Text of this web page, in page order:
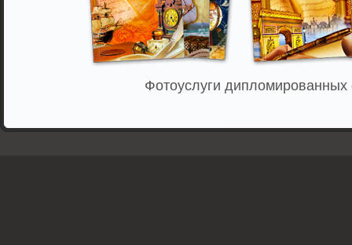
Фотоуслуги